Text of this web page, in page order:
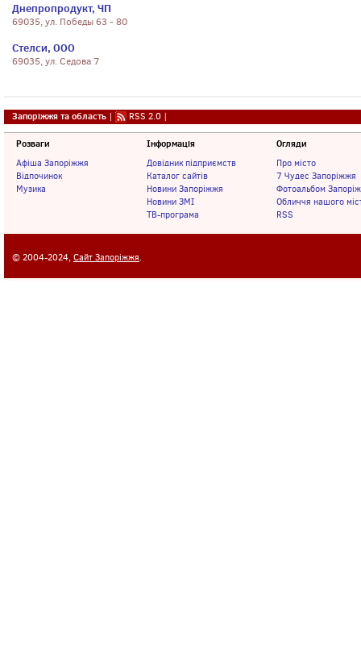
Днепропродукт, ЧП
69035, ул. Победы 63 - 80
Стелси, ООО
69035, ул. Седова 7
Запоріжжя та область | RSS 2.0 |
Розваги
Афіша Запоріжжя
Відпочинок
Музика
Інформація
Довідник підприємств
Каталог сайтів
Новини Запоріжжя
Новини ЗМІ
ТВ-програма
Огляди
Про місто
7 Чудес Запоріжжя
Фотоальбом
Обличчя нашого
RSS
© 2004-2024, Сайт Запоріжжя.